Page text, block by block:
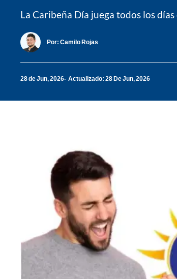
La Caribeña Día juega todos los
Por: Camilo Rojas
28 de Jun, 2026 Actualizado: 28 De Jun, 2026